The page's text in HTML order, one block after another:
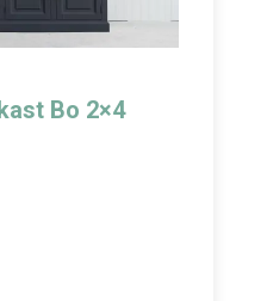
Bo 2×4